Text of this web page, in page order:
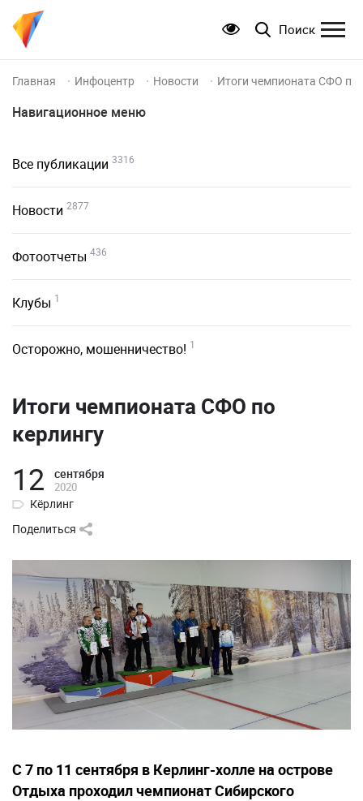
Поиск
Главная Инфоцентр Новости Итоги чемпионата СФО по
Навигационное меню
Все публикации 3316
Новости 2877
Фотоотчеты 436
Клубы 1
Осторожно, мошенничество! 1
Итоги чемпионата СФО по
керлингу
12 сентября
2020
Кёрлинг
Поделиться
С 7 по 11 сентября в Керлинг-холле на острове
Отдыха проходил чемпионат Сибирского